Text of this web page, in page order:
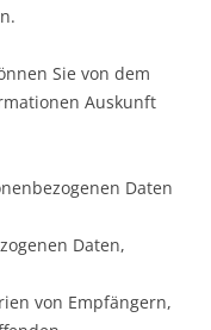
Sie von dem
Auskunft
Daten
Daten,
von Empfängern,